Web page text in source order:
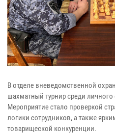
В отделе вневедомственной
шахматный турнир среди личного
Мероприятие стало проверкой
логики сотрудников, а также
товарищеской конкуренции.